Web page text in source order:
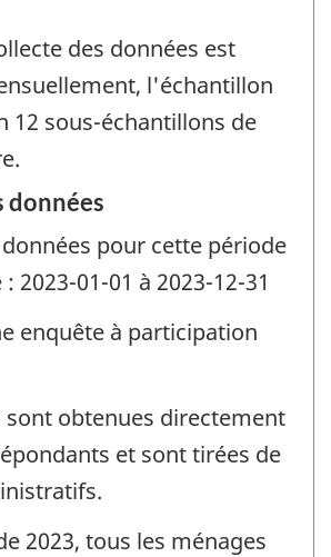
des données est
l'échantillon
12 sous-échantillons de
données
pour cette période
2023-01-01 à 2023-12-31
enquête à participation
sont obtenues directement
et sont tirées de
2023, tous les ménages